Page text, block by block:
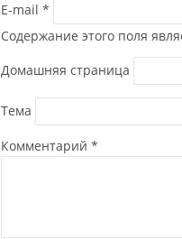
E-mail *
Содержание этого поля
Домашняя страница
Тема
Комментарий *